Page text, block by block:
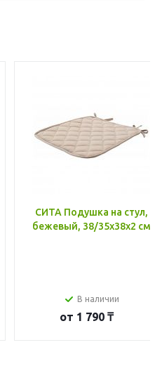
СИТА Подушка на стул,
бежевый, 38/35x38x2 см
В наличии
от 1 790 ₸